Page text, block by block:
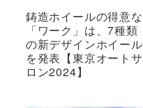
鋳造ホイールの得意な
「ワーク」は、7種類
の新デザインホイール
を発表【東京オートサ
ロン2024】